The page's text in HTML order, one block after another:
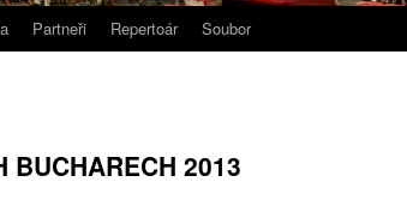
Partneři Repertoár Soubor
BUCHARECH 2013